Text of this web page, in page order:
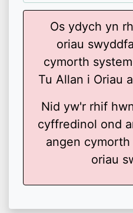
Os ydych yn
oriau
cymorth
Tu Allan i Oriau
Nid yw'r rhif
cyffredinol ond
angen
oriau